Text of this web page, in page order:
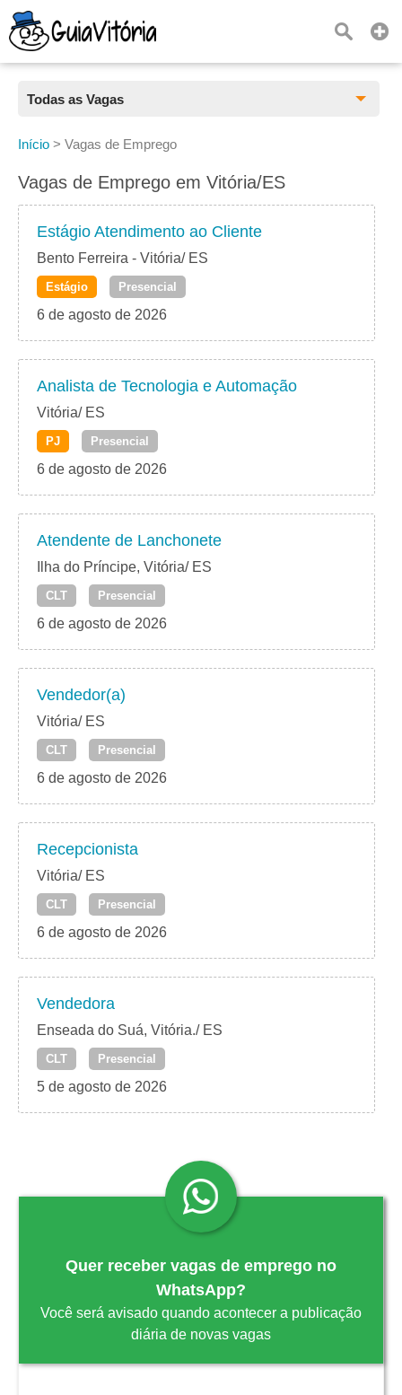
Todas as Vagas
Todas as Vagas
CLT
Freelancer
PJ
Início > Vagas de Emprego
Vagas de Emprego em Vitória/ES
Estágio Atendimento ao Cliente
Bento Ferreira - Vitória/ ES
Estágio Presencial
6 de agosto de 2026
Analista de Tecnologia e Automação
Vitória/ ES
PJ Presencial
6 de agosto de 2026
Atendente de Lanchonete
Ilha do Príncipe, Vitória/ ES
CLT Presencial
6 de agosto de 2026
Vendedor(a)
Vitória/ ES
CLT Presencial
6 de agosto de 2026
Recepcionista
Vitória/ ES
CLT Presencial
6 de agosto de 2026
Vendedora
Enseada do Suá, Vitória./ ES
CLT Presencial
5 de agosto de 2026
Quer receber vagas de emprego no
WhatsApp?
Você será avisado quando acontecer a publicação
diária de novas vagas